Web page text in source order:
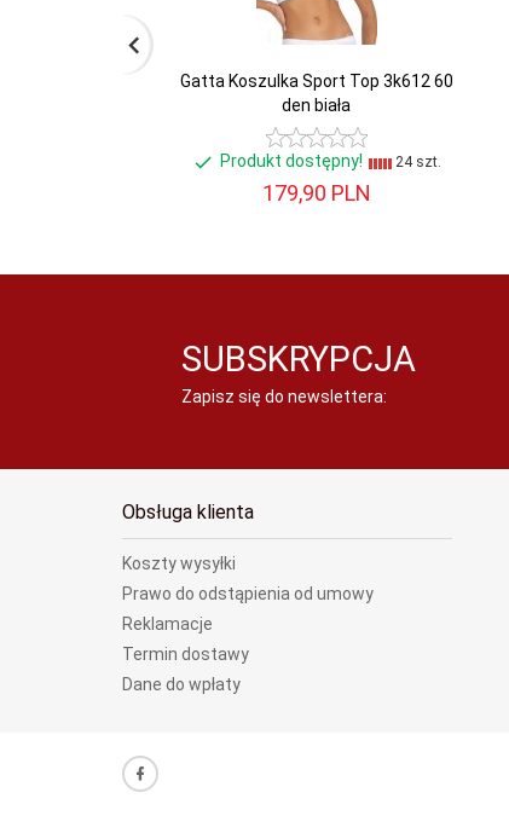
Gatta Koszulka Sport Top 3k612 60
den biała
Produkt dostępny! 24 szt.
179,90 PLN
SUBSKRYPCJA
Zapisz się do newslettera:
Obsługa klienta
Koszty wysyłki
Prawo do odstąpienia od umowy
Reklamacje
Termin dostawy
Dane do wpłaty